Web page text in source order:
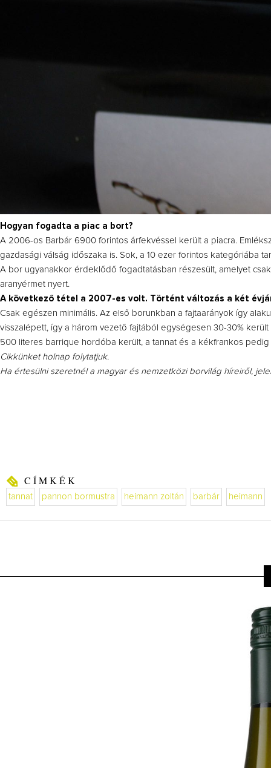
Hogyan fogadta a piac a bort?
A 2006-os Barbár 6900 forintos árfekvéssel került a piacra.
gazdasági válság időszaka is. Sok, a 10 ezer forintos kategóriába
A bor ugyanakkor érdeklődő fogadtatásban részesült, amelyet
aranyérmet nyert.
A következő tétel a 2007-es volt. Történt változás a két
Csak egészen minimális. Az első borunkban a fajtaarányok így
visszalépett, így a három vezető fajtából egységesen 30-30%
500 literes barrique hordóba került, a tannat és a kékfrankos
Cikkünket holnap folytatjuk.
Ha értesülni szeretnél a magyar és nemzetközi borvilág híreiről,
CÍMKÉK
tannat pannon bormustra heimann zoltán barbár heimann